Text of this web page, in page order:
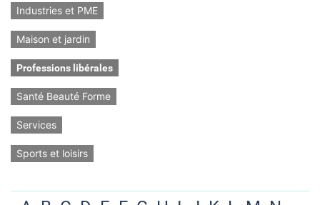
Industries et PME
Maison et jardin
Professions libérales
Santé Beauté Forme
Services
Sports et loisirs